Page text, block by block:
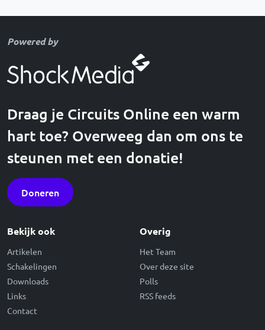
Powered by
Draag je Circuits Online een warm
hart toe? Overweeg dan om ons te
steunen met een donatie!
Doneren
Bekijk ook
Artikelen
Schakelingen
Downloads
Links
Contact
Overig
Het Team
Over deze site
Polls
RSS feeds